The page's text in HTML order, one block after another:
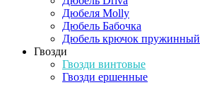
Дюбеля Molly
Дюбель Бабочка
Дюбель крючок пружинный
Гвозди
Гвозди винтовые
Гвозди ершенные